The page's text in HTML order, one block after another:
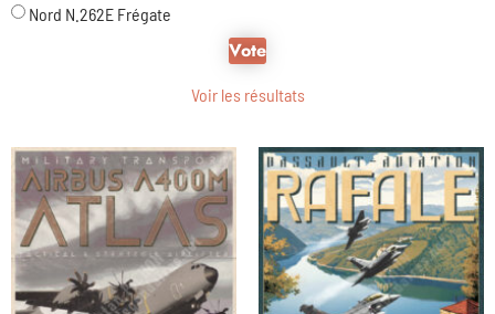
Nord N.262E Frégate
Voir les résultats